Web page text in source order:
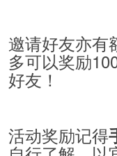
邀请好友亦有
多可以奖励
好友！
活动奖励记得